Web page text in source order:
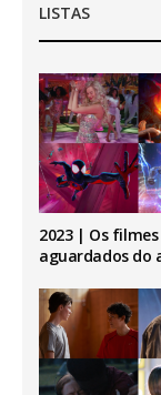
LISTAS
2023 | Os
aguardados do